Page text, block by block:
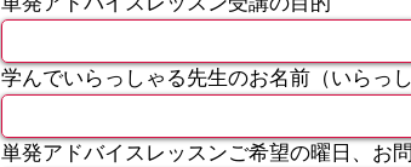
学んでいらっしゃる先生のお名前（いらっし
単発アドバイスレッスンご希望の曜日、お